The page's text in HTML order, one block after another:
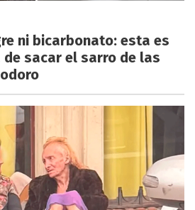
ni bicarbonato: esta es
de sacar el sarro de las